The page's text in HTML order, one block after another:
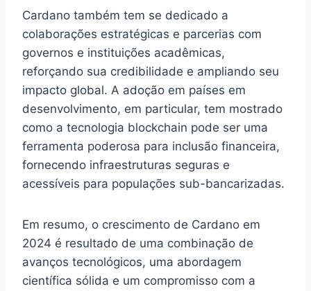
Cardano também tem se dedicado a
colaborações estratégicas e parcerias com
governos e instituições acadêmicas,
reforçando sua credibilidade e ampliando seu
impacto global. A adoção em países em
desenvolvimento, em particular, tem mostrado
como a tecnologia blockchain pode ser uma
ferramenta poderosa para inclusão financeira,
fornecendo infraestruturas seguras e
acessíveis para populações sub-bancarizadas.
Em resumo, o crescimento de Cardano em
2024 é resultado de uma combinação de
avanços tecnológicos, uma abordagem
científica sólida e um compromisso com a